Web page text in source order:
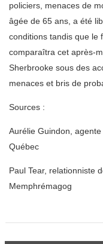
policiers, menaces de
âgée de 65 ans, a été
conditions tandis que le
comparaîtra cet après-
Sherbrooke sous des
menaces et bris de
Sources :
Aurélie Guindon,
Québec
Paul Tear, relationniste
Memphrémagog